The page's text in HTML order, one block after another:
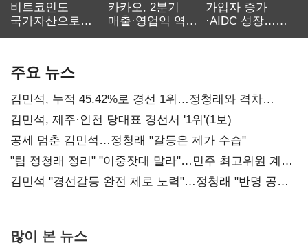
비트코인도
국가자산으로…'
카카오, 2분기
매출·영업익 역대
가입자 증가
·AIDC 성장…
주요 뉴스
김민석, 누적 45.42%로 경선 1위…정청래와 격차
0.86%p(2보)
김민석, 제주·인천 당대표 경선서 '1위'(1보)
공세 멈춘 김민석…정청래 "갈등은 제가 수습"
"팀 정청래 정리" "이중잣대 말라"…민주 최고위원 계파
다툼 격화
김민석 "경선갈등 완전 제로 노력"…정청래 "반명 공세
많이 본 뉴스